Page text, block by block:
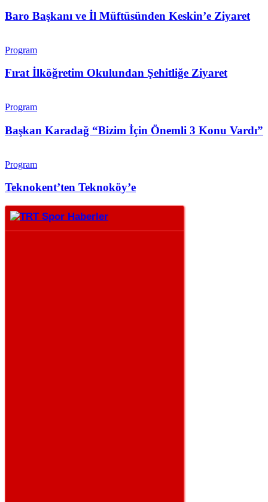
Baro Başkanı ve İl Müftüsünden Keskin’e Ziyaret
Program
Fırat İlköğretim Okulundan Şehitliğe Ziyaret
Program
Başkan Karadağ “Bizim İçin Önemli 3 Konu Vardı”
Program
Teknokent’ten Teknoköy’e